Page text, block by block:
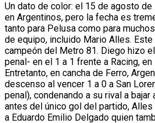
Un dato de color: el 15 de agosto
en Argentinos, pero la fecha es
tanto para Pelusa como para
de equipo, incluido Mario Alles.
campeón del Metro 81. Diego hizo
penal- en el 1 a 1 frente a Racing, en
Entretanto, en cancha de Ferro,
descenso al vencer 1 a 0 a San
penal), condenando a su rival a bajar
antes del único gol del partido, Alles
a Eduardo Emilio Delgado quien